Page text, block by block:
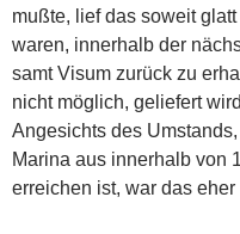
mußte, lief das soweit
waren, innerhalb der
samt Visum zurück zu
nicht möglich, geliefert
Angesichts des
Marina aus innerhalb von
erreichen ist, war das